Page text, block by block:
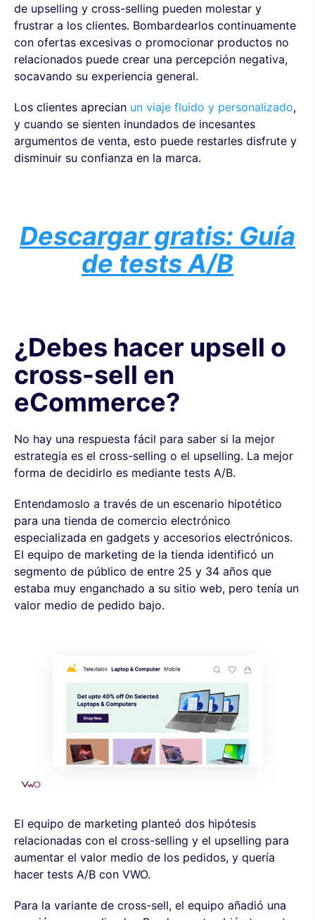
de upselling y cross-selling pueden molestar y
frustrar a los clientes. Bombardearlos continuamente
con ofertas excesivas o promocionar productos no
relacionados puede crear una percepción negativa,
socavando su experiencia general.
Los clientes aprecian un viaje fluido y personalizado,
y cuando se sienten inundados de incesantes
argumentos de venta, esto puede restarles disfrute y
disminuir su confianza en la marca.
Descargar gratis: Guía
de tests A/B
¿Debes hacer upsell o
cross-sell en
eCommerce?
No hay una respuesta fácil para saber si la mejor
estrategia es el cross-selling o el upselling. La mejor
forma de decidirlo es mediante tests A/B.
Entendamoslo a través de un escenario hipotético
para una tienda de comercio electrónico
especializada en gadgets y accesorios electrónicos.
El equipo de marketing de la tienda identificó un
segmento de público de entre 25 y 34 años que
estaba muy enganchado a su sitio web, pero tenía un
valor medio de pedido bajo.
El equipo de marketing planteó dos hipótesis
relacionadas con el cross-selling y el upselling para
aumentar el valor medio de los pedidos, y quería
hacer tests A/B con VWO.
Para la variante de cross-sell, el equipo añadió una